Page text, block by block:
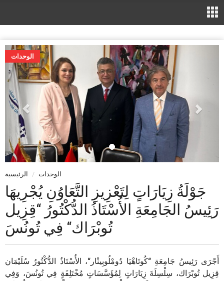
الوحدات
الرئيسية الوحدات
جَوْلَةُ زِيَارَاتٍ لِتَعْزِيزِ التَّعَاوُنِ يُجْرِيهَا
رَئِيسُ الجَامِعَةِ الأُسْتَاذُ الدُّكْتُورُ “قِزِيل
تُوبْرَاك“ فِي تُونُسَ
أَجْرَى رَئِيسُ جَامِعَةِ “كُوتَاهْيَا دُومْلُوبِينْار“، الأُسْتَاذُ الدُّكْتُورُ سُلَيْمَان
قِزِيل تُوبْرَاك، سِلْسِلَةَ زِيَارَاتٍ لِمُؤَسَّسَاتٍ مُخْتَلِفَةٍ فِي تُونُسَ، وَفِي